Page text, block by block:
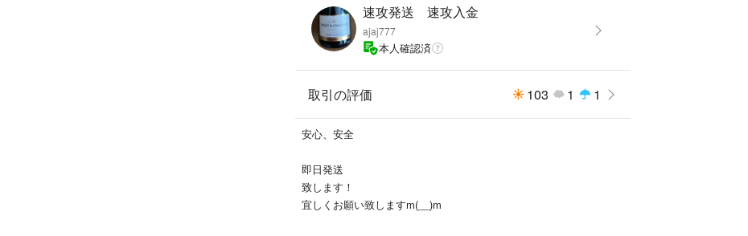
速攻発送 速攻入金
ajaj777
本人確認済
取引の評価 103 1 1
安心、安全
即日発送
致します！
宜しくお願い致しますm(__)m